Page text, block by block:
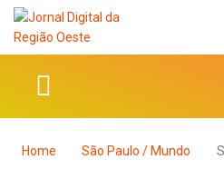
Home São Paulo / Mundo